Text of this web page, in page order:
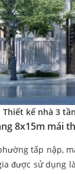
Thiết kế nhà 3
8x15m mái
tấp nập,
được sử dụng